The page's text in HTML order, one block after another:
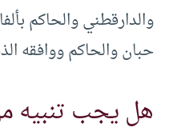
والدارقطني والحاكم
حبان والحاكم ووافقه
هل يجب تنبيه